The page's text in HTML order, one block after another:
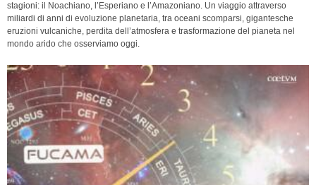
stagioni: il Noachiano, l’Esperiano e l’Amazoniano. Un viaggio attraverso
miliardi di anni di evoluzione planetaria, tra oceani scomparsi, gigantesche
eruzioni vulcaniche, perdita dell’atmosfera e trasformazione del pianeta nel
mondo arido che osserviamo oggi.